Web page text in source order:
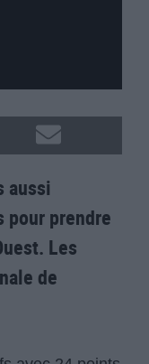
aussi
pour prendre
Les
de